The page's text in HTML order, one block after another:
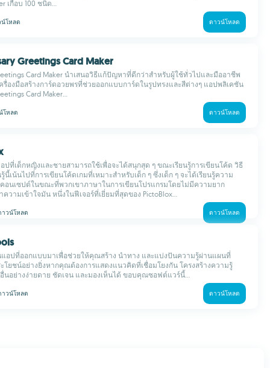
เกือบ 100 ชนิด...
โหลด ดาวน์โหลด
Greetings Card Maker
Card Maker นำเสนอวิธีแก้ปัญหาที่ดีกว่าสำหรับผู้ใช้ทั่วไปและมืออาชีพ
รื่องมือสร้างการ์ดอวยพรที่ช่วยออกแบบการ์ดในรูปทรงและสีต่างๆ แอปพลิเคชัน
Card Maker...
โหลด ดาวน์โหลด
ปที่เด็กหญิงและชายสามารถใช้เพื่อจะได้สนุกสุด ๆ ขณะเรียนรู้การเขียนโค้ด วิธี
นี้เน้นไปที่การเขียนโค้ดเกมที่เหมาะสำหรับเด็ก ๆ ซึ่งเด็ก ๆ จะได้เรียนรู้ความ
อนเซปต์ในขณะที่พวกเขาภาษาในการเขียนโปรแกรมโดยไม่มีความยาก
วามเข้าใจมัน หนึ่งในฟีเจอร์ที่เยี่ยมที่สุดของ PictoBlox...
าวน์โหลด ดาวน์โหลด
นแอปที่ออกแบบมาเพื่อช่วยให้คุณสร้าง นำทาง และแบ่งปันความรู้ผ่านแผนที่
ยชน์อย่างยิ่งหากคุณต้องการแสดงแนวคิดที่เชื่อมโยงกัน โครงสร้างความรู้
นอย่างง่ายดาย ชัดเจน และมองเห็นได้ ขอบคุณซอฟต์แวร์นี้...
าวน์โหลด ดาวน์โหลด